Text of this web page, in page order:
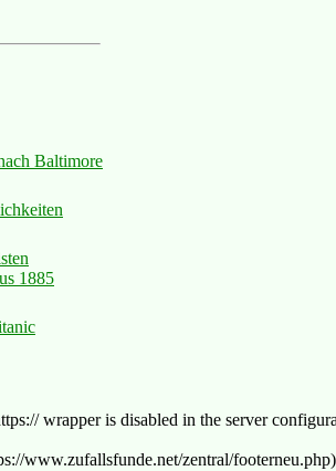
Baltimore
1885
wrapper is disabled in the server
www.zufallsfunde.net/zentral/